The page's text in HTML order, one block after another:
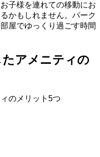
子様を連れての移動にお
かもしれません。パーク
屋でゆっくり過ごす時間
アメニティの
のメリット5つ